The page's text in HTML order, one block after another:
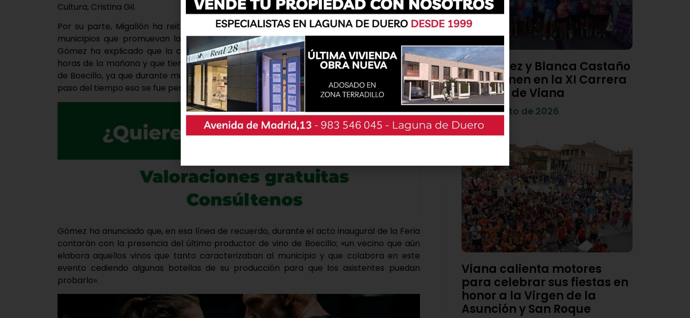
Cultura, Cristina Gil.
Por su parte, Migallón ha reiterado el compromiso de la Diputación y su apoyo a «los
municipios que promuevan la cultura vitivinícola de nuestra provincia». Asimismo, Raúl
Gómez ha explicado que la cita tendrá lugar este sábado 31 de mayo desde las 12:00
horas de la mañana y que tiene como fin «recuperar el recuerdo de la tradición vinícola
de Boecillo, ya que durante mucho tiempo fuimos productores de clarete, aunque con el
paso del tiempo eso se fue perdiendo».
Gómez ha anunciado que, en esa línea de recuerdo, durante el acto inaugural de la Feria
contarán con la presencia del último productor de vino de Boecillo; «un vecino que aún
elabora aquellos vinos que tanto caracterizaban al municipio y que colabora en este
evento cediendo algunas botellas de su producción para que los asistentes puedan
probarlo».
Diego Díez y Blanca Castaño
se imponen en la XI Carrera
Popular de Viana
4 de agosto de 2026
Viana calienta motores
para celebrar sus fiestas en
honor a la Virgen de la
Asunción y San Roque